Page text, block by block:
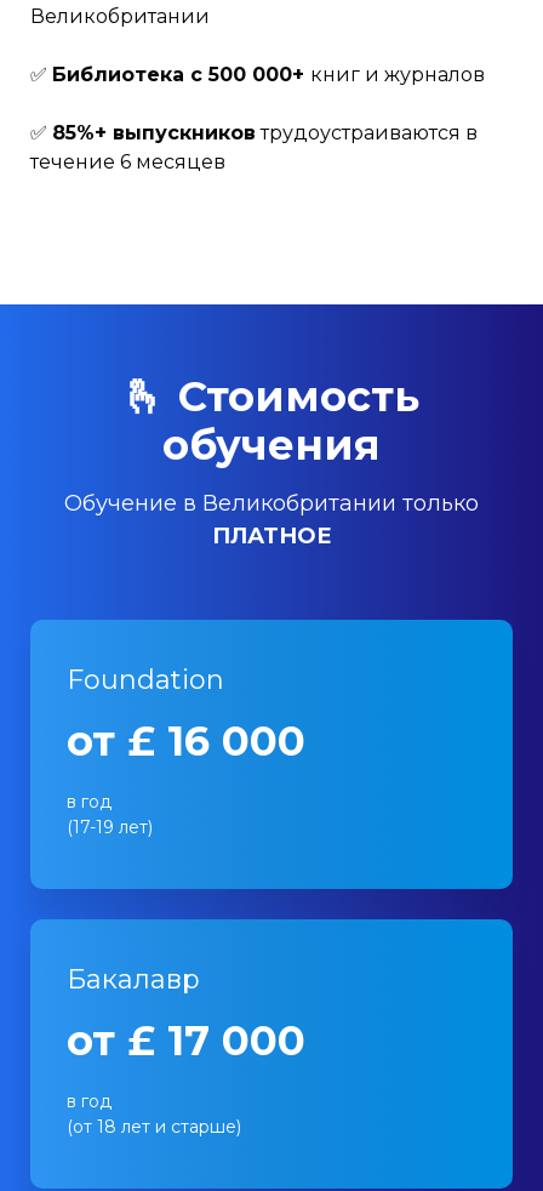
Великобритании
✅ Библиотека с 500 000+ книг и журналов
✅ 85%+ выпускников трудоустраиваются в
течение 6 месяцев
🫰 Стоимость
обучения
Обучение в Великобритании только
ПЛАТНОЕ
Foundation
от £ 16 000
в год
(17-19 лет)
Бакалавр
от £ 17 000
в год
(от 18 лет и старше)